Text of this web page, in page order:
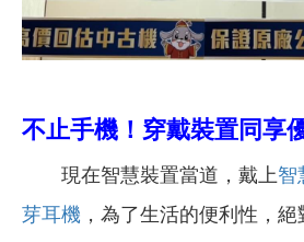
不止手機！穿戴裝置同享
現在智慧裝置當道，戴上智
芽耳機 ，為了生活的便利性，絕